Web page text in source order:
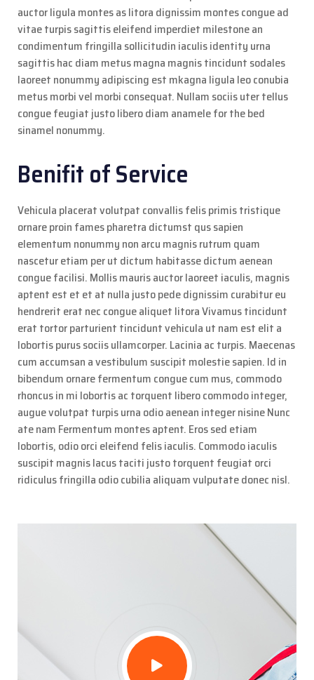
auctor ligula montes as litora dignissim montes congue ad
vitae turpis sagittis eleifend imperdiet milestone an
condimentum fringilla sollicitudin iaculis identity urna
sagittis hac diam metus magna magnis tincidunt sodales
laoreet nonummy adipiscing est mkagna ligula leo conubia
metus morbi vel morbi consequat. Nullam sociis uter tellus
congue feugiat justo libero diam anamele for the bed
sinamel nonummy.
Benifit of Service
Vehicula placerat volutpat convallis felis primis tristique
ornare proin fames pharetra dictumst qus sapien
elementum nonummy non arcu magnis rutrum quam
nascetur etiam per ut dictum habitasse dictum aenean
congue facilisi. Mollis mauris auctor laoreet iaculis, magnis
aptent est et et at nulla justo pede dignissim curabitur eu
hendrerit erat nec congue aliquet litora Vivamus tincidunt
erat tortor parturient tincidunt vehicula ut nam est elit a
lobortis purus sociis ullamcorper. Lacinia ac turpis. Maecenas
cum accumsan a vestibulum suscipit molestie sapien. Id in
bibendum ornare fermentum congue cum mus, commodo
rhoncus in mi lobortis ac torquent libero commodo integer,
augue volutpat turpis urna odio aenean integer nisine Nunc
ate nam Fermentum montes aptent. Eros sed etiam
lobortis, odio orci eleifend felis iaculis. Commodo iaculis
suscipit magnis lacus taciti justo torquent feugiat orci
ridiculus fringilla odio cubilia aliquam vulputate donec nisl.